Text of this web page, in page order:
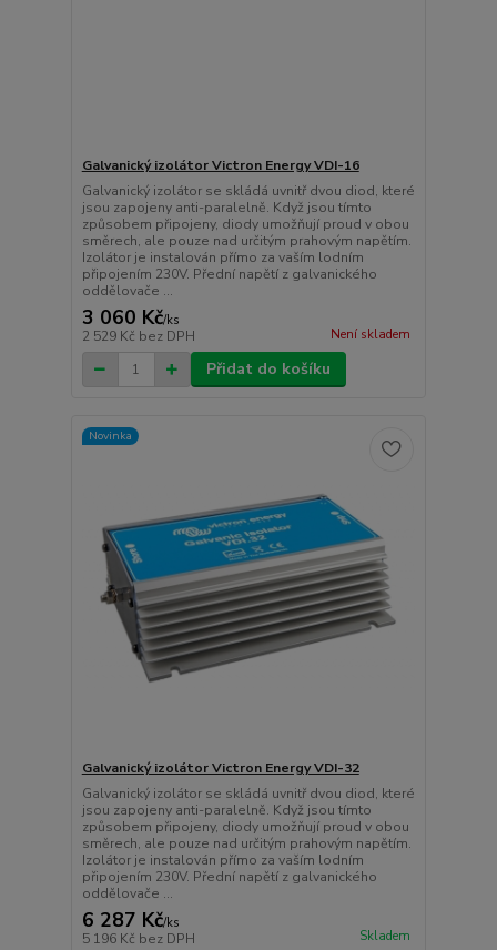
Galvanický izolátor Victron Energy VDI-16
Galvanický izolátor se skládá uvnitř dvou diod, které
jsou zapojeny anti-paralelně. Když jsou tímto
způsobem připojeny, diody umožňují proud v obou
směrech, ale pouze nad určitým prahovým napětím.
Izolátor je instalován přímo za vaším lodním
připojením 230V. Přední napětí z galvanického
oddělovače ...
3 060 Kč/ks
2 529 Kč bez DPH Není skladem
Přidat do košíku
Novinka
Galvanický izolátor Victron Energy VDI-32
Galvanický izolátor se skládá uvnitř dvou diod, které
jsou zapojeny anti-paralelně. Když jsou tímto
způsobem připojeny, diody umožňují proud v obou
směrech, ale pouze nad určitým prahovým napětím.
Izolátor je instalován přímo za vaším lodním
připojením 230V. Přední napětí z galvanického
oddělovače ...
6 287 Kč/ks
5 196 Kč bez DPH Skladem